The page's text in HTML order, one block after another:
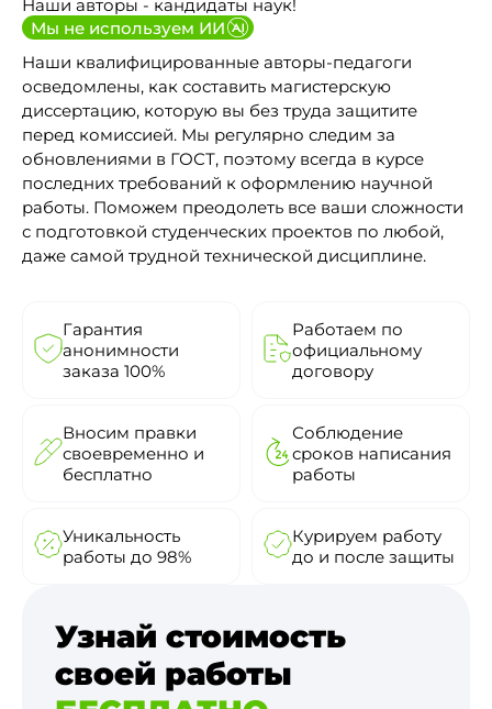
Наши авторы - кандидаты наук!
Мы не используем ИИ
Наши квалифицированные авторы-педагоги
осведомлены, как составить магистерскую
диссертацию, которую вы без труда защитите
перед комиссией. Мы регулярно следим за
обновлениями в ГОСТ, поэтому всегда в курсе
последних требований к оформлению научной
работы. Поможем преодолеть все ваши сложности
с подготовкой студенческих проектов по любой,
даже самой трудной технической дисциплине.
Гарантия
анонимности
заказа 100%
Работаем по
официальному
договору
Вносим правки
своевременно и
бесплатно
Соблюдение
сроков написания
работы
Уникальность
работы до 98%
Курируем работу
до и после защиты
Узнай стоимость
своей работы